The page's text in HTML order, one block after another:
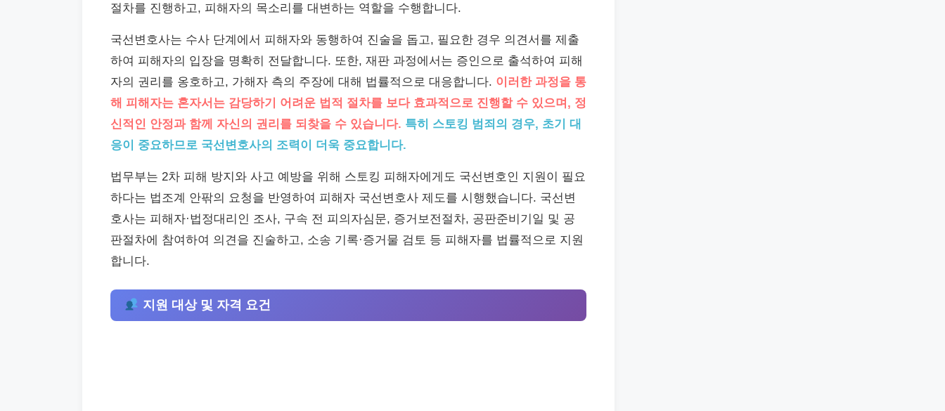
절차를 진행하고, 피해자의 목소리를 대변하는 역할을 수행합니다.
국선변호사는 수사 단계에서 피해자와 동행하여 진술을 돕고, 필요한 경우 의견서를 제출
하여 피해자의 입장을 명확히 전달합니다. 또한, 재판 과정에서는 증인으로 출석하여 피해
자의 권리를 옹호하고, 가해자 측의 주장에 대해 법률적으로 대응합니다. 이러한 과정을 통
해 피해자는 혼자서는 감당하기 어려운 법적 절차를 보다 효과적으로 진행할 수 있으며, 정
신적인 안정과 함께 자신의 권리를 되찾을 수 있습니다. 특히 스토킹 범죄의 경우, 초기 대
응이 중요하므로 국선변호사의 조력이 더욱 중요합니다.
법무부는 2차 피해 방지와 사고 예방을 위해 스토킹 피해자에게도 국선변호인 지원이 필요
하다는 법조계 안팎의 요청을 반영하여 피해자 국선변호사 제도를 시행했습니다. 국선변
호사는 피해자·법정대리인 조사, 구속 전 피의자심문, 증거보전절차, 공판준비기일 및 공
판절차에 참여하여 의견을 진술하고, 소송 기록·증거물 검토 등 피해자를 법률적으로 지원
합니다.
지원 대상 및 자격 요건